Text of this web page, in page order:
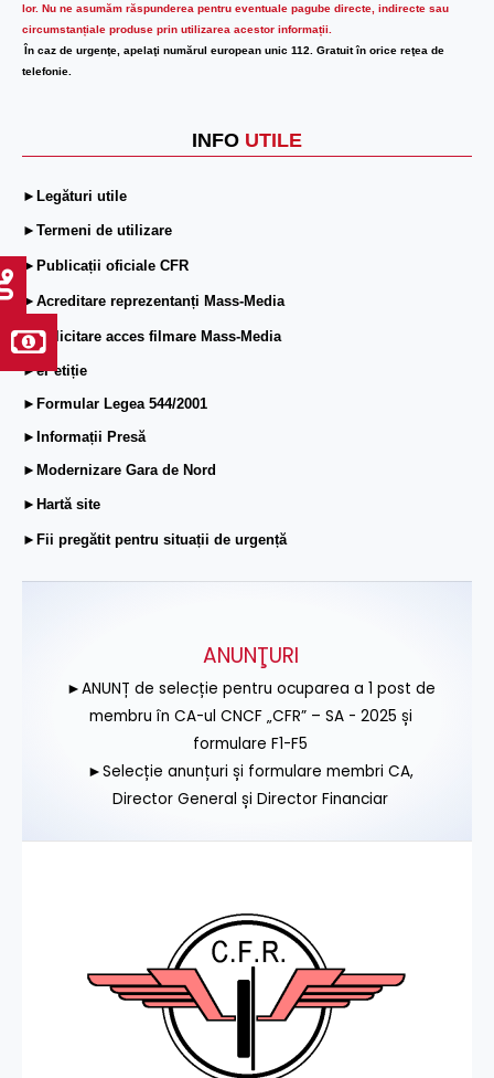
lor. Nu ne asumăm răspunderea pentru eventuale pagube directe, indirecte sau
circumstanțiale produse prin utilizarea acestor informații.
În caz de urgenţe, apelaţi numărul european unic 112. Gratuit în orice reţea de
telefonie.
INFO UTILE
►Legături utile
►Termeni de utilizare
►Publicații oficiale CFR
►Acreditare reprezentanți Mass-Media
►Solicitare acces filmare Mass-Media
►ePetiție
►Formular Legea 544/2001
►Informații Presă
►Modernizare Gara de Nord
►Hartă site
►Fii pregătit pentru situații de urgență
ANUNŢURI
►ANUNȚ de selecție pentru ocuparea a 1 post de
membru în CA-ul CNCF „CFR” – SA - 2025 și
formulare F1-F5
►Selecție anunțuri și formulare membri CA,
Director General și Director Financiar